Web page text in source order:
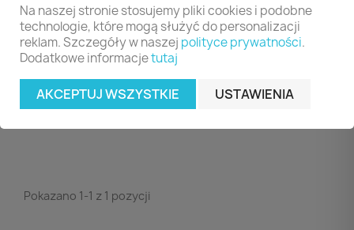
Kraft, Karton, A4, 300
Gsm, 3-Skrz., Mix
Kolorów
4,99 zł
 DO KOSZYKA
Pokazano 1-1 z 1 pozycji
Na naszej stronie stosujemy pliki cookies i podobne
technologie, które mogą służyć do personalizacji
reklam. Szczegóły w naszej polityce prywatności.
Dodatkowe informacjetutaj
AKCEPTUJ WSZYSTKIE USTAWIENIA